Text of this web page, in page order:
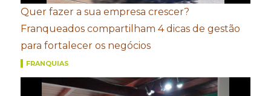
Quer fazer a sua empresa crescer?
Franqueados compartilham 4 dicas de gestão
para fortalecer os negócios
FRANQUIAS